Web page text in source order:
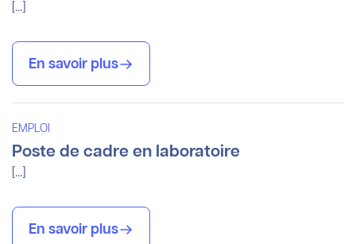
[…]
En savoir plus
EMPLOI
Poste de cadre en laboratoire
[…]
En savoir plus